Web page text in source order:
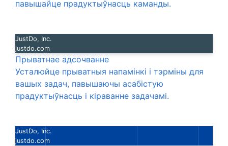
павышайце прадуктыўнасць каманды.
JustDo, Inc.
justdo.com
Прыватнае адсочванне
Усталюйце прыватныя напамінкі і тэрміны для
вашых задач, павышаючы асабістую
прадуктыўнасць і кіраванне задачамі.
JustDo, Inc.
justdo.com